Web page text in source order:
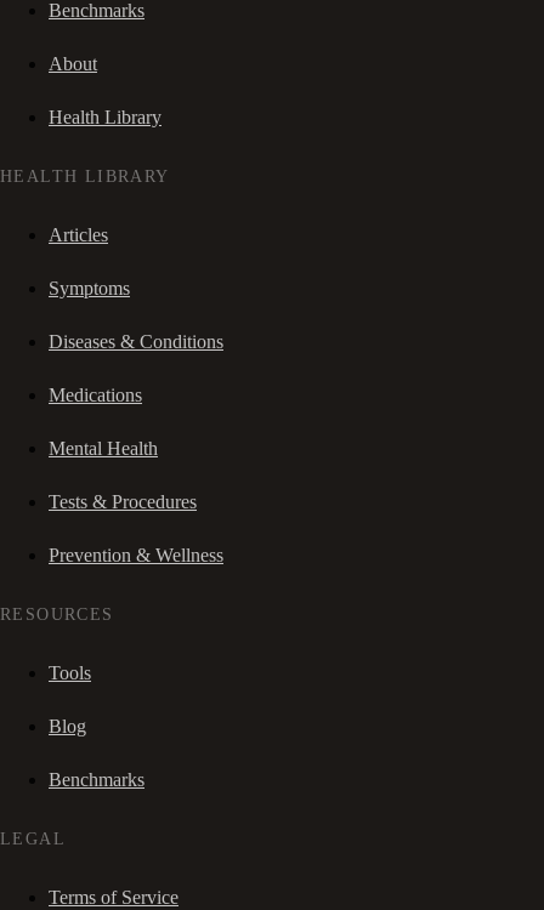
Benchmarks
About
Health Library
HEALTH LIBRARY
Articles
Symptoms
Diseases & Conditions
Medications
Mental Health
Tests & Procedures
Prevention & Wellness
RESOURCES
Tools
Blog
Benchmarks
LEGAL
Terms of Service